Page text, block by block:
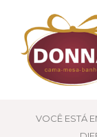
VOCÊ ESTÁ